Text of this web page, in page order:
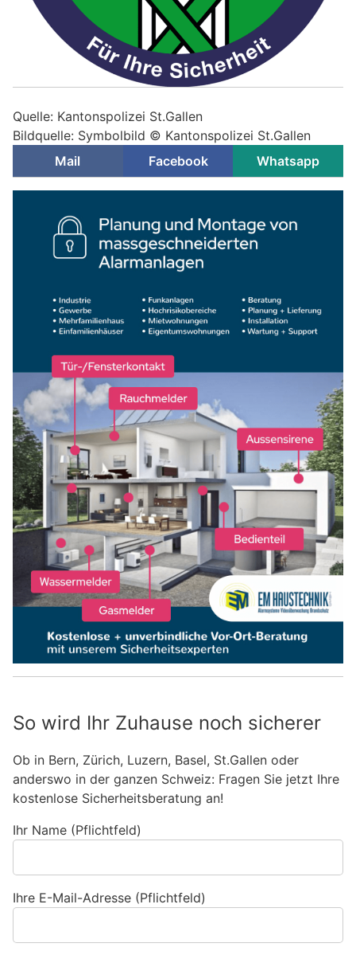
Quelle: Kantonspolizei St.Gallen
Bildquelle: Symbolbild © Kantonspolizei St.Gallen
Mail
Facebook Whatsapp
So wird Ihr Zuhause noch sicherer
Ob in Bern, Zürich, Luzern, Basel, St.Gallen oder
anderswo in der ganzen Schweiz: Fragen Sie jetzt Ihre
kostenlose Sicherheitsberatung an!
Ihr Name (Pflichtfeld)
Ihre E-Mail-Adresse (Pflichtfeld)